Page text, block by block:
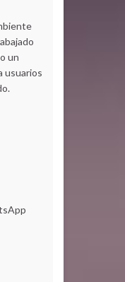
un
usuarios